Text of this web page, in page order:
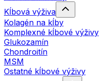
Kĺbová výživa
Kolagén na kĺby
Komplexné kĺbové výživy
Glukozamín
Chondroitín
MSM
Ostatné kĺbové výživy